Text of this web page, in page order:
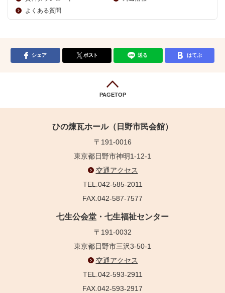
よくある質問
シェア ポスト 送る はてぶ
PAGETOP
ひの煉瓦ホール（日野市民会館）
〒191-0016
東京都日野市神明1-12-1
交通アクセス
TEL.042-585-2011
FAX.042-587-7577
七生公会堂・七生福祉センター
〒191-0032
東京都日野市三沢3-50-1
交通アクセス
TEL.042-593-2911
FAX.042-593-2917